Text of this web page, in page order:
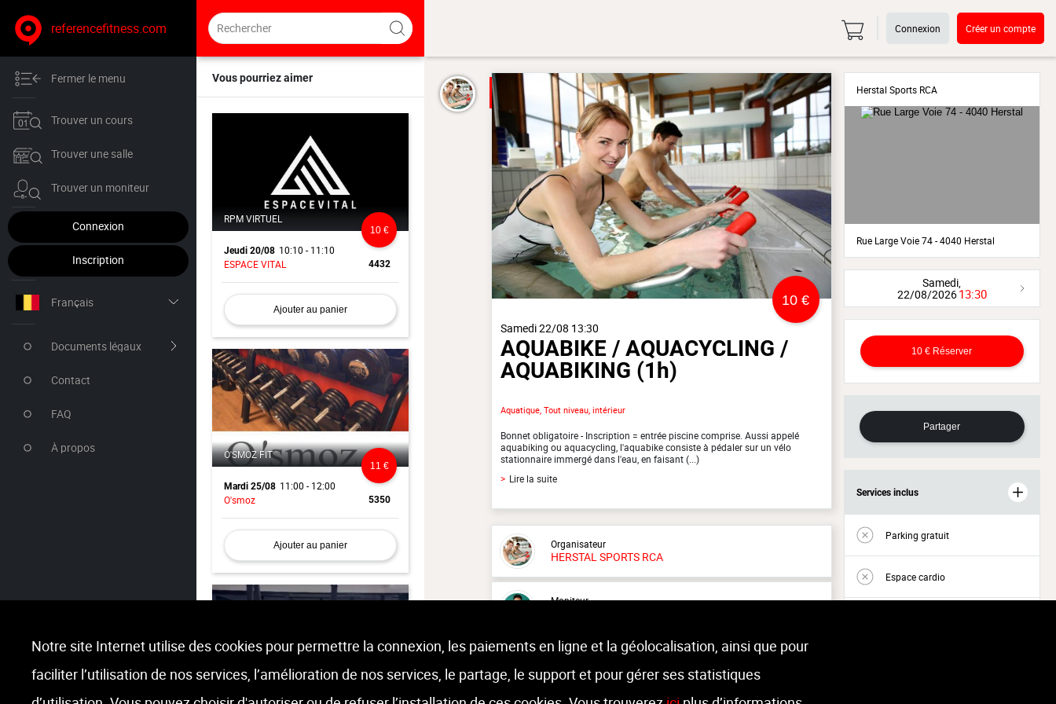
referencefitness.com
Fermer le menu
Trouver un cours
Trouver une salle
Trouver un moniteur
Connexion
Inscription
Français
Documents légaux
Contact
FAQ
À propos
Vous pourriez aimer
RPM VIRTUEL
Jeudi 20/08 10:10 - 11:10
ESPACE VITAL
4432
10 €
Ajouter au panier
O'SMOZ FIT
Mardi 25/08 11:00 - 12:00
O'smoz
5350
11 €
Ajouter au panier
15 €
Connexion Créer un compte
Samedi 22/08 13:30
AQUABIKE / AQUACYCLING /
AQUABIKING (1h)
10 €
Aquatique, Tout niveau, intérieur
Bonnet obligatoire - Inscription = entrée piscine comprise. Aussi appelé
aquabiking ou aquacycling, l'aquabike consiste à pédaler sur un vélo
stationnaire immergé dans l'eau, en faisant (...)
> Lire la suite
Organisateur
HERSTAL SPORTS RCA
Moniteur
Lieu :
Herstal Sports RCA
Rue Large Voie 74 - 4040 Herstal
Herstal Sports RCA
Rue Large Voie 74 - 4040 Herstal
Samedi,
22/08/202613:30
10 € Réserver
Partager
Services inclus
Parking gratuit
Espace cardio
Notre site Internet utilise des cookies pour permettre la connexion, les paiements en ligne et la géolocalisation, ainsi que pour
faciliter l’utilisation de nos services, l’amélioration de nos services, le partage, le support et pour gérer ses statistiques